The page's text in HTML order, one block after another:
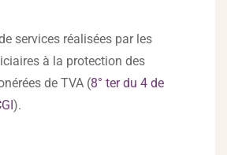
services réalisées par les
à la protection des
de TVA (8° ter du 4 de
).